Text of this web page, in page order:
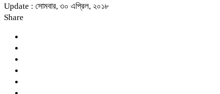
Update : সোমবার, ৩০ এপ্রিল, ২০১৮
Share